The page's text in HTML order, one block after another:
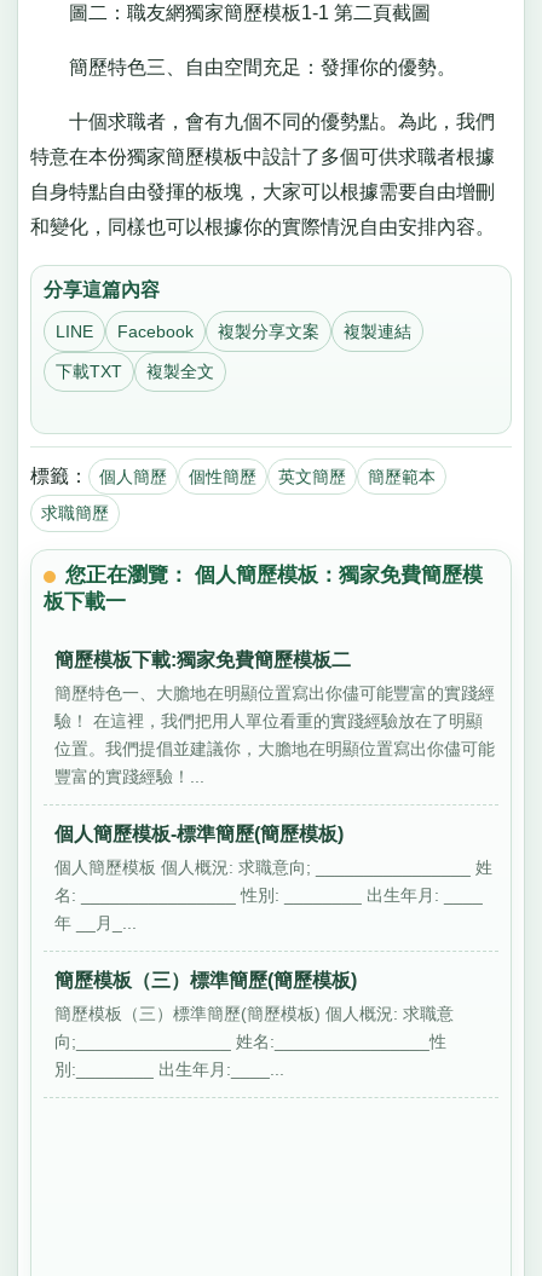
圖二：職友網獨家簡歷模板1-1 第二頁截圖
簡歷特色三、自由空間充足：發揮你的優勢。
十個求職者，會有九個不同的優勢點。為此，我們
特意在本份獨家簡歷模板中設計了多個可供求職者根據
自身特點自由發揮的板塊，大家可以根據需要自由增刪
和變化，同樣也可以根據你的實際情況自由安排內容。
分享這篇內容
LINE Facebook 複製分享文案 複製連結
下載TXT 複製全文
標籤： 個人簡歷 個性簡歷 英文簡歷
簡歷範本
求職簡歷
您正在瀏覽： 個人簡歷模板：獨家免費簡歷模
板下載一
簡歷模板下載:獨家免費簡歷模板二
簡歷特色一、大膽地在明顯位置寫出你儘可能豐富的實踐經
驗！ 在這裡，我們把用人單位看重的實踐經驗放在了明顯
位置。我們提倡並建議你，大膽地在明顯位置寫出你儘可能
豐富的實踐經驗！...
個人簡歷模板-標準簡歷(簡歷模板)
個人簡歷模板 個人概況: 求職意向; ________________ 姓
名: ________________ 性別: ________ 出生年月: ____
年 __月_...
簡歷模板（三）標準簡歷(簡歷模板)
簡歷模板（三）標準簡歷(簡歷模板) 個人概況: 求職意
向;________________ 姓名:________________性
別:________ 出生年月:____...